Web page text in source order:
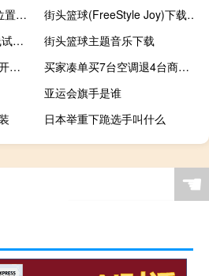
NBA及《街头篮球》5个位置的详细介绍
街头篮球(FreeStyle Joy)下载(电脑、安卓和IOS所有版本)
2018年街头篮球音乐在线试听及下载
街头篮球主题音乐下载
北京冬奥会门票什么时候开始卖
买家凑单买7台空调退4台商家拒发货 法院：正常发货 再赔500违约金
亚运会旗手是谁
日本举重下跪选手叫什么
的
自学考什么意思
过
原神怎么飞离教堂逃脱 ☚